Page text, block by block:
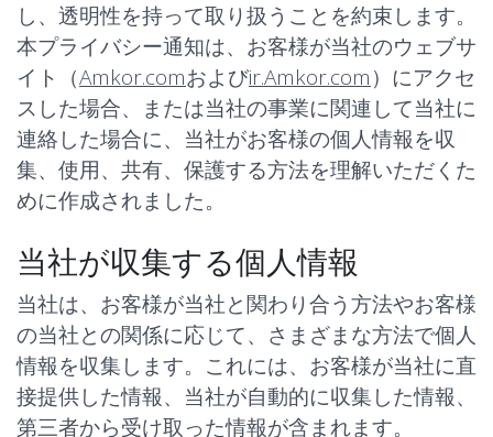
し、透明性を持って取り扱うことを約束します。
本プライバシー通知は、お客様が当社のウェブサ
イト（Amkor.comおよびir.Amkor.com）にアクセ
スした場合、または当社の事業に関連して当社に
連絡した場合に、当社がお客様の個人情報を収
集、使用、共有、保護する方法を理解いただくた
めに作成されました。
当社が収集する個人情報
当社は、お客様が当社と関わり合う方法やお客様
の当社との関係に応じて、さまざまな方法で個人
情報を収集します。これには、お客様が当社に直
接提供した情報、当社が自動的に収集した情報、
第三者から受け取った情報が含まれます。